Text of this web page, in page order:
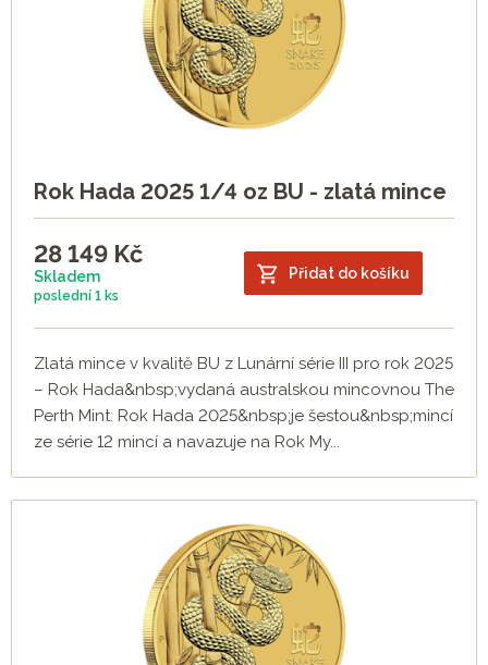
Rok Hada 2025 1/4 oz BU - zlatá mince
28 149 Kč
Skladem
poslední 1 ks
Přidat do košíku
Zlatá mince v kvalitě BU z Lunární série III pro rok 2025
– Rok Hada&nbsp;vydaná australskou mincovnou The
Perth Mint. Rok Hada 2025&nbsp;je šestou&nbsp;mincí
ze série 12 mincí a navazuje na Rok My...